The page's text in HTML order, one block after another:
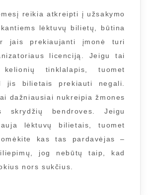
reikia atkreipti į užsakymo
lėktuvų bilietų, būtina
jais prekiaujanti įmonė turi
licenciją. Jeigu tai
tinklalapis, tuomet
jis bilietais prekiauti negali.
dažniausiai nukreipia žmones
skrydžių bendroves. Jeigu
lėktuvų bilietais, tuomet
kas tas pardavėjas –
jog nebūtų taip, kad
nors sukčius.